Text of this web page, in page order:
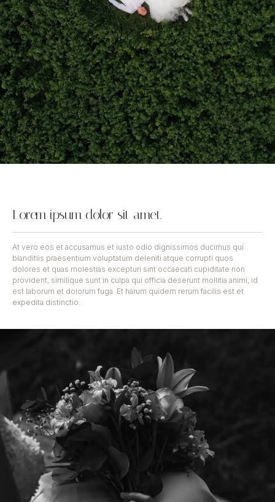
Lorem ipsum dolor sit amet.
At vero eos et accusamus et iusto odio dignissimos ducimus qui
blanditiis praesentium voluptatum deleniti atque corrupti quos
dolores et quas molestias excepturi sint occaecati cupiditate non
provident, similique sunt in culpa qui officia deserunt mollitia animi, id
est laborum et dolorum fuga. Et harum quidem rerum facilis est et
expedita distinctio.